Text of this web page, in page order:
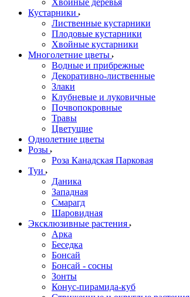
Хвойные деревья
Кустарники
Лиственные кустарники
Плодовые кустарники
Хвойные кустарники
Многолетние цветы
Водные и прибрежные
Декоративно-лиственные
Злаки
Клубневые и луковичные
Почвопокровные
Травы
Цветущие
Однолетние цветы
Розы
Роза Канадская Парковая
Туи
Даника
Западная
Смарагд
Шаровидная
Эксклюзивные растения
Арка
Беседка
Бонсай
Бонсай - сосны
Зонты
Конус-пирамида-куб